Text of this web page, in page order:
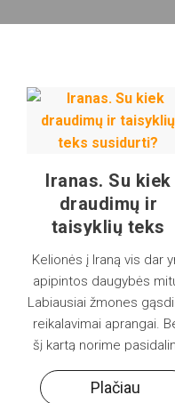
Iranas. Su kiek
draudimų ir
taisyklių teks
susidurti?
Kelionės į Iraną vis dar
apipintos daugybės
Labiausiai žmones
reikalavimai aprangai.
šį kartą norime
keliomis bendravimo
taisyklėmis.
Plačiau